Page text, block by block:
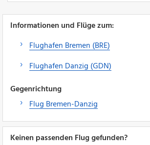
Informationen und Flüge zum:
Flughafen Bremen (BRE)
Flughafen Danzig (GDN)
Gegenrichtung
Flug Bremen-Danzig
Keinen passenden Flug gefunden?